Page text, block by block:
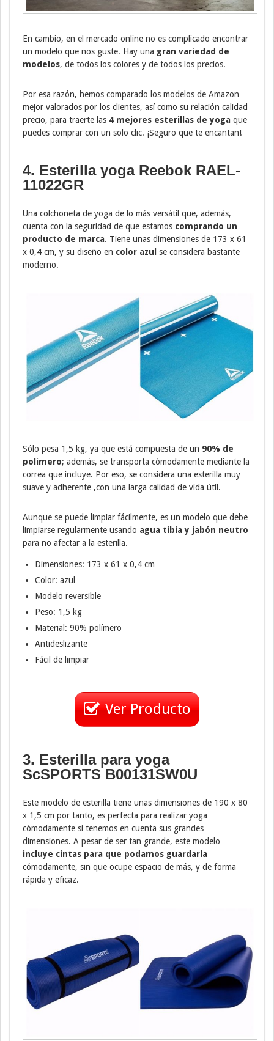
En cambio, en el mercado online no es complicado encontrar
un modelo que nos guste. Hay una gran variedad de
modelos, de todos los colores y de todos los precios.
Por esa razón, hemos comparado los modelos de Amazon
mejor valorados por los clientes, así como su relación calidad
precio, para traerte las 4 mejores esterillas de yoga que
puedes comprar con un solo clic. ¡Seguro que te encantan!
4. Esterilla yoga Reebok RAEL-
11022GR
Una colchoneta de yoga de lo más versátil que, además,
cuenta con la seguridad de que estamos comprando un
producto de marca. Tiene unas dimensiones de 173 x 61
x 0,4 cm, y su diseño en color azul se considera bastante
moderno.
Sólo pesa 1,5 kg, ya que está compuesta de un 90% de
polímero; además, se transporta cómodamente mediante la
correa que incluye. Por eso, se considera una esterilla muy
suave y adherente ,con una larga calidad de vida útil.
Aunque se puede limpiar fácilmente, es un modelo que debe
limpiarse regularmente usando agua tibia y jabón neutro
para no afectar a la esterilla.
Dimensiones: 173 x 61 x 0,4 cm
Color: azul
Modelo reversible
Peso: 1,5 kg
Material: 90% polímero
Antideslizante
Fácil de limpiar
Ver Producto
3. Esterilla para yoga
ScSPORTS B00131SW0U
Este modelo de esterilla tiene unas dimensiones de 190 x 80
x 1,5 cm por tanto, es perfecta para realizar yoga
cómodamente si tenemos en cuenta sus grandes
dimensiones. A pesar de ser tan grande, este modelo
incluye cintas para que podamos guardarla
cómodamente, sin que ocupe espacio de más, y de forma
rápida y eficaz.